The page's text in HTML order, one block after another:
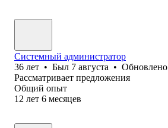
Системный администратор
36 лет • Был 7 августа • Обновлено
Рассматривает предложения
Общий опыт
12 лет 6 месяцев